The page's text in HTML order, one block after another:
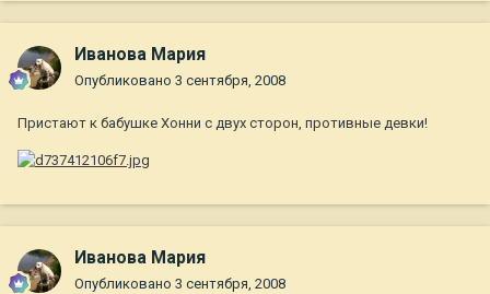
Иванова Мария
Опубликовано 3 сентября, 2008
Пристают к бабушке Хонни с двух сторон, противные девки!
Иванова Мария
Опубликовано 3 сентября, 2008